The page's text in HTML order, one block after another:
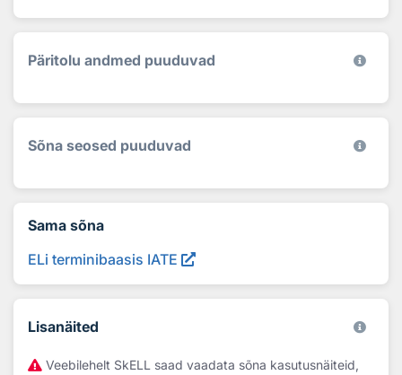
Päritolu andmed puuduvad
Sõna seosed puuduvad
Sama sõna
ELi terminibaasis IATE
Lisanäited
Veebilehelt SkELL saad vaadata sõna kasutusnäiteid,